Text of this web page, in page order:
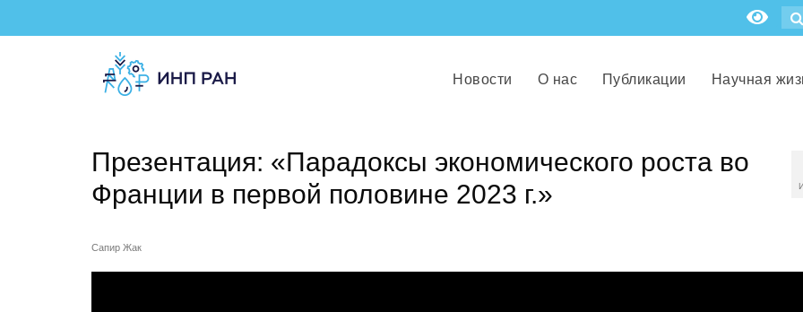
Новости О нас Публикации Научная
Презентация: «Парадоксы экономического роста во
Франции в первой половине 2023 г.»
Сапир Жак